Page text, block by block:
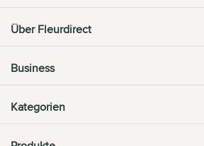
Über Fleurdirect
Business
Kategorien